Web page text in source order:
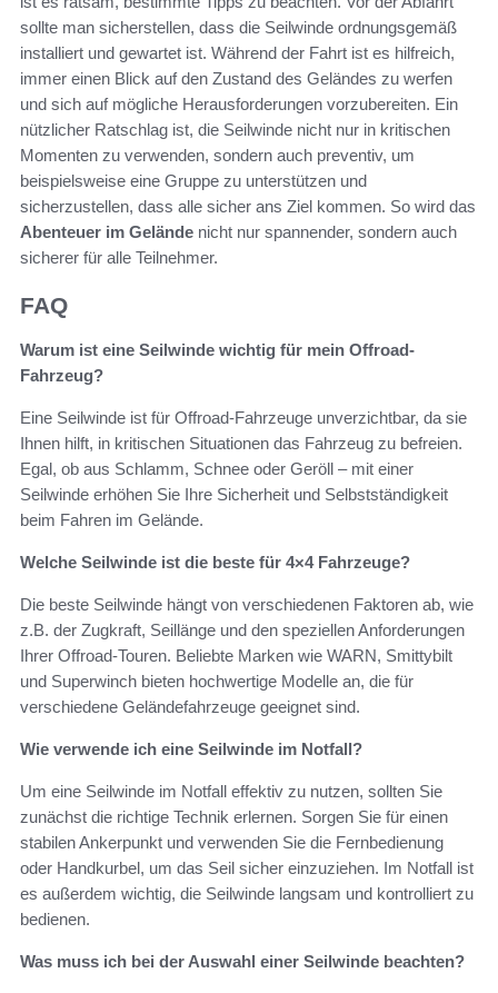
sollte man sicherstellen, dass die Seilwinde ordnungsgemäß
installiert und gewartet ist. Während der Fahrt ist es hilfreich,
immer einen Blick auf den Zustand des Geländes zu werfen
und sich auf mögliche Herausforderungen vorzubereiten. Ein
nützlicher Ratschlag ist, die Seilwinde nicht nur in kritischen
Momenten zu verwenden, sondern auch preventiv, um
beispielsweise eine Gruppe zu unterstützen und
sicherzustellen, dass alle sicher ans Ziel kommen. So wird das
Abenteuer im Gelände nicht nur spannender, sondern auch
sicherer für alle Teilnehmer.
FAQ
Warum ist eine Seilwinde wichtig für mein Offroad-
Fahrzeug?
Eine Seilwinde ist für Offroad-Fahrzeuge unverzichtbar, da sie
Ihnen hilft, in kritischen Situationen das Fahrzeug zu befreien.
Egal, ob aus Schlamm, Schnee oder Geröll – mit einer
Seilwinde erhöhen Sie Ihre Sicherheit und Selbstständigkeit
beim Fahren im Gelände.
Welche Seilwinde ist die beste für 4×4 Fahrzeuge?
Die beste Seilwinde hängt von verschiedenen Faktoren ab, wie
z.B. der Zugkraft, Seillänge und den speziellen Anforderungen
Ihrer Offroad-Touren. Beliebte Marken wie WARN, Smittybilt
und Superwinch bieten hochwertige Modelle an, die für
verschiedene Geländefahrzeuge geeignet sind.
Wie verwende ich eine Seilwinde im Notfall?
Um eine Seilwinde im Notfall effektiv zu nutzen, sollten Sie
zunächst die richtige Technik erlernen. Sorgen Sie für einen
stabilen Ankerpunkt und verwenden Sie die Fernbedienung
oder Handkurbel, um das Seil sicher einzuziehen. Im Notfall ist
es außerdem wichtig, die Seilwinde langsam und kontrolliert zu
bedienen.
Was muss ich bei der Auswahl einer Seilwinde beachten?